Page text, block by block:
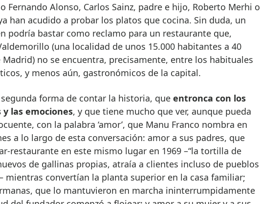
Fernando Alonso, Carlos Sainz, padre e hijo, Roberto Merhi o
han acudido a probar los platos que cocina. Sin duda, un
podría bastar como reclamo para un restaurante que,
(una localidad de unos 15.000 habitantes a 40
no se encuentra, precisamente, entre los habituales
y menos aún, gastronómicos de la capital.
forma de contar la historia, que entronca con los
las emociones, y que tiene mucho que ver, aunque pueda
con la palabra ‘amor’, que Manu Franco nombra en
a lo largo de esta conversación: amor a sus padres, que
restaurante en este mismo lugar en 1969 –“la tortilla de
de gallinas propias, atraía a clientes incluso de pueblos
mientras convertían la planta superior en la casa familiar;
que lo mantuvieron en marcha ininterrumpidamente